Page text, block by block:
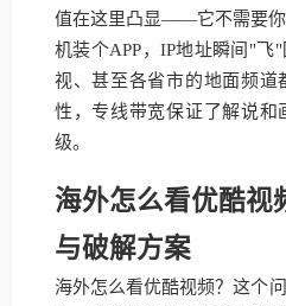
值在这里凸显——它不需要
机装个APP，IP地址瞬间"飞
视、甚至各省市的地面频道
性，专线带宽保证了解说和
级。
海外怎么看优酷视
与破解方案
海外怎么看优酷视频？这个